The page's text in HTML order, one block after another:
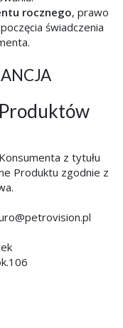
rocznego, prawo
świadczenia
z tytułu
Produktu zgodnie z